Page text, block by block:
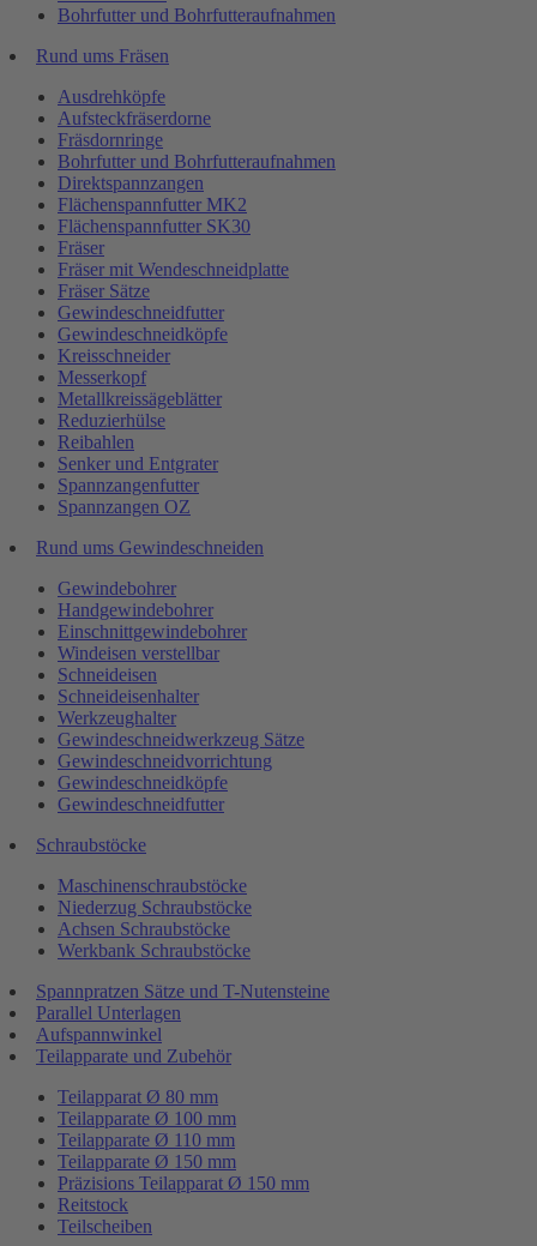
Bohrfutter und Bohrfutteraufnahmen
Rund ums Fräsen
Ausdrehköpfe
Aufsteckfräserdorne
Fräsdornringe
Bohrfutter und Bohrfutteraufnahmen
Direktspannzangen
Flächenspannfutter MK2
Flächenspannfutter SK30
Fräser
Fräser mit Wendeschneidplatte
Fräser Sätze
Gewindeschneidfutter
Gewindeschneidköpfe
Kreisschneider
Messerkopf
Metallkreissägeblätter
Reduzierhülse
Reibahlen
Senker und Entgrater
Spannzangenfutter
Spannzangen OZ
Rund ums Gewindeschneiden
Gewindebohrer
Handgewindebohrer
Einschnittgewindebohrer
Windeisen verstellbar
Schneideisen
Schneideisenhalter
Werkzeughalter
Gewindeschneidwerkzeug Sätze
Gewindeschneidvorrichtung
Gewindeschneidköpfe
Gewindeschneidfutter
Schraubstöcke
Maschinenschraubstöcke
Niederzug Schraubstöcke
Achsen Schraubstöcke
Werkbank Schraubstöcke
Spannpratzen Sätze und T-Nutensteine
Parallel Unterlagen
Aufspannwinkel
Teilapparate und Zubehör
Teilapparat Ø 80 mm
Teilapparate Ø 100 mm
Teilapparate Ø 110 mm
Teilapparate Ø 150 mm
Präzisions Teilapparat Ø 150 mm
Reitstock
Teilscheiben